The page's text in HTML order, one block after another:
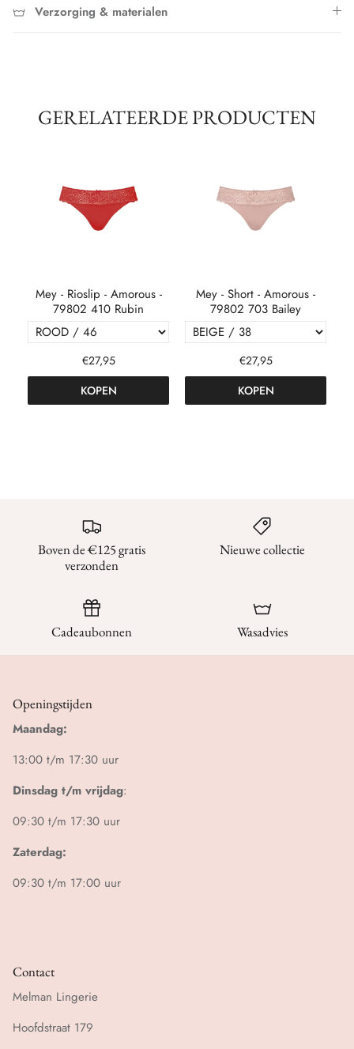
Verzorging & materialen
GERELATEERDE PRODUCTEN
Mey - Rioslip - Amorous -
79802 410 Rubin
€27,95
KOPEN
Mey - Short - Amorous -
79802 703 Bailey
€27,95
KOPEN
Boven de €125 gratis
verzonden
Nieuwe collectie
Cadeaubonnen Wasadvies
Openingstijden
Maandag:
13:00 t/m 17:30 uur
Dinsdag t/m vrijdag:
09:30 t/m 17:30 uur
Zaterdag:
09:30 t/m 17:00 uur
Contact
Melman Lingerie
Hoofdstraat 179